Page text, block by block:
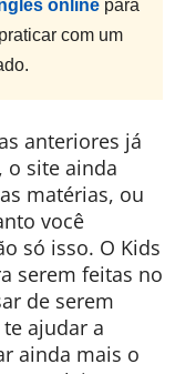
onlinepara
com um
anteriores já
o site ainda
matérias, ou
você
só isso. O Kids
serem feitas no
de serem
ajudar a
ainda mais o